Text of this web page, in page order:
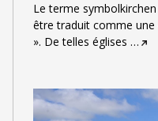
Le terme
être traduit comme une
». De telles églises …